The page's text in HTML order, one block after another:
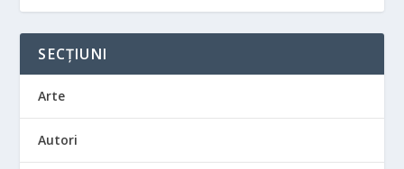
SECȚIUNI
Arte
Autori